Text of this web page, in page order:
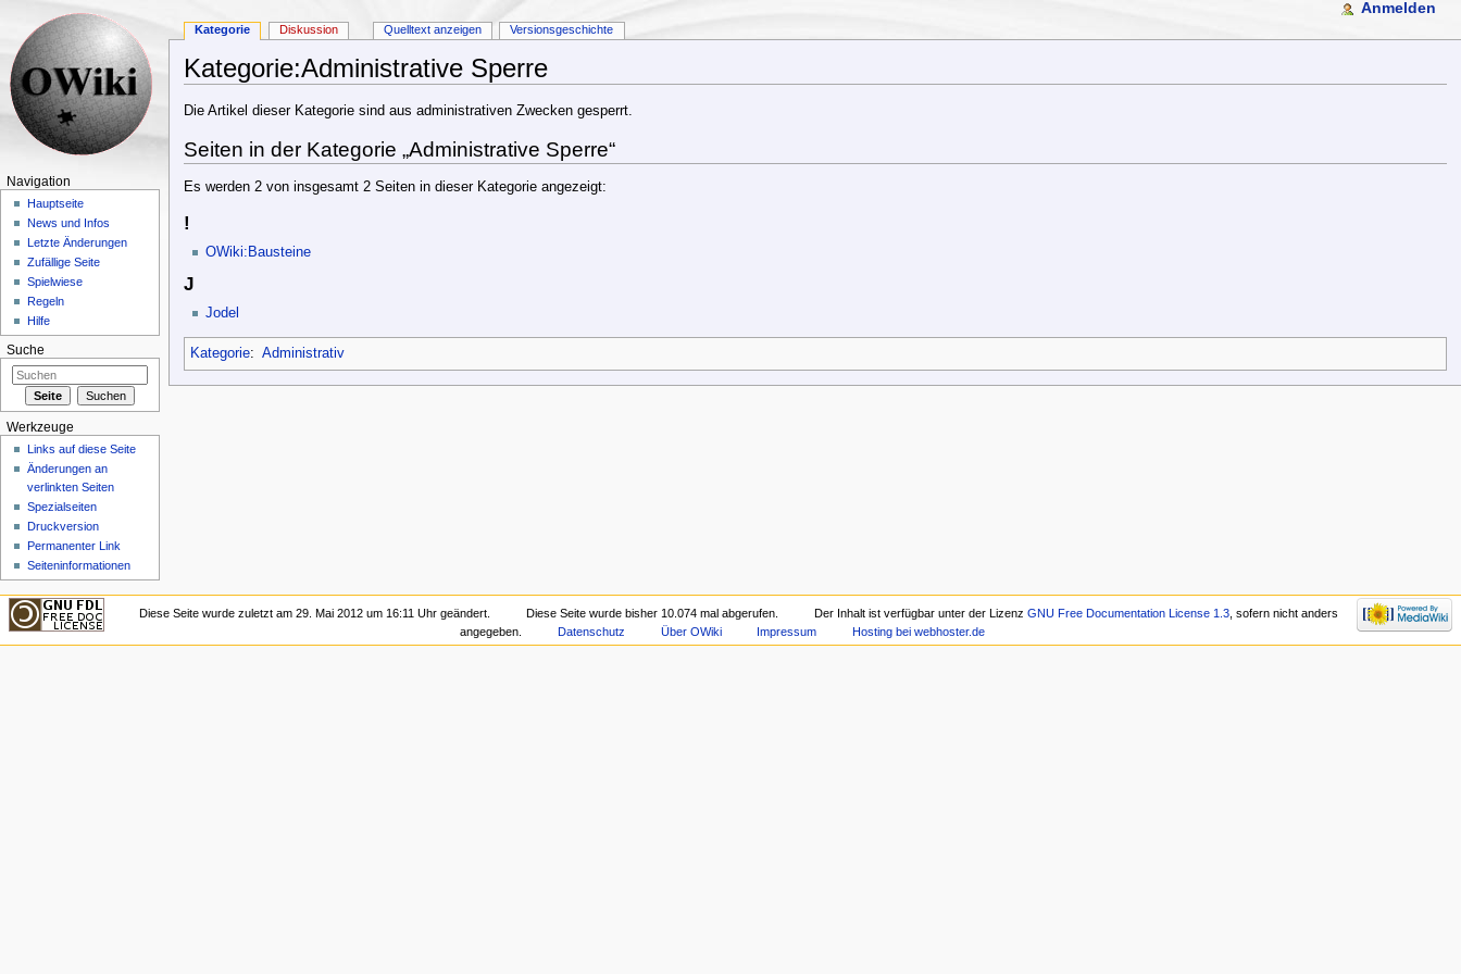
Kategorie:Administrative Sperre
Die Artikel dieser Kategorie sind aus administrativen Zwecken gesperrt.
Seiten in der Kategorie „Administrative Sperre“
Es werden 2 von insgesamt 2 Seiten in dieser Kategorie angezeigt:
!
OWiki:Bausteine
J
Jodel
Kategorie: Administrativ
Kategorie Diskussion Quelltext anzeigen Versionsgeschichte
Anmelden
Navigation
Hauptseite
News und Infos
Letzte Änderungen
Zufällige Seite
Spielwiese
Regeln
Hilfe
Suche
Werkzeuge
Links auf diese Seite
Änderungen an
verlinkten Seiten
Spezialseiten
Druckversion
Permanenter Link
Seiteninformationen
Diese Seite wurde zuletzt am 29. Mai 2012 um 16:11 Uhr geändert. Diese Seite wurde bisher 10.074 mal abgerufen. Der Inhalt ist verfügbar unter der Lizenz GNU Free Documentation License 1.3, sofern nicht anders
angegeben.
Datenschutz Über OWiki Impressum Hosting bei webhoster.de